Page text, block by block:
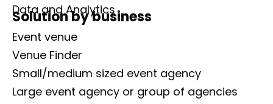
Data and Analytics
Solution by business
Event venue
Venue Finder
Small/medium sized event agency
Large event agency or group of agencies